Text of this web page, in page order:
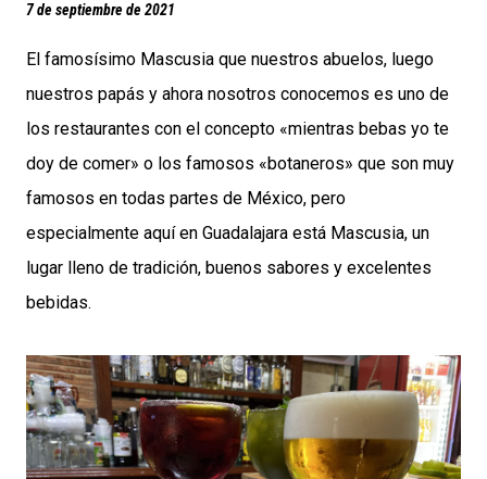
7 de septiembre de 2021
El famosísimo Mascusia que nuestros abuelos, luego
nuestros papás y ahora nosotros conocemos es uno de
los restaurantes con el concepto «mientras bebas yo te
doy de comer» o los famosos «botaneros» que son muy
famosos en todas partes de México, pero
especialmente aquí en Guadalajara está Mascusia, un
lugar lleno de tradición, buenos sabores y excelentes
bebidas.